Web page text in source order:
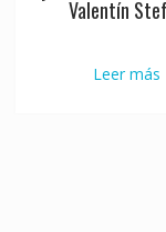
Valentín
Leer más